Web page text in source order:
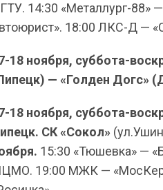
14:30 «Металлург-88»
18:00 ЛКС-Д —
18 ноября, суббота-
— «Голден Догс»
18 ноября, суббота-
СК «Сокол»
15:30 «Тюшевка» —
19:00 МЖК —